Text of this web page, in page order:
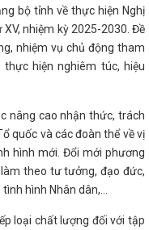
bộ tỉnh về thực hiện Nghị
nhiệm kỳ 2025-2030. Đề
nhiệm vụ chủ động tham
hiện nghiêm túc, hiệu
nâng cao nhận thức, trách
quốc và các đoàn thể về vị
hình mới. Đổi mới phương
theo tư tưởng, đạo đức,
hình Nhân dân,…
loại chất lượng đối với tập